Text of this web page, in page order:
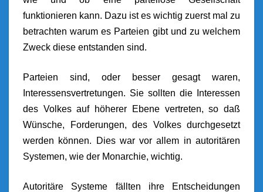
funktionieren kann. Dazu ist es wichtig zuerst mal zu
betrachten warum es Parteien gibt und zu welchem
Zweck diese entstanden sind.
Parteien sind, oder besser gesagt waren,
Interessensvertretungen. Sie sollten die Interessen
des Volkes auf höherer Ebene vertreten, so daß
Wünsche, Forderungen, des Volkes durchgesetzt
werden können. Dies war vor allem in autoritären
Systemen, wie der Monarchie, wichtig.
Autoritäre Systeme fällten ihre Entscheidungen